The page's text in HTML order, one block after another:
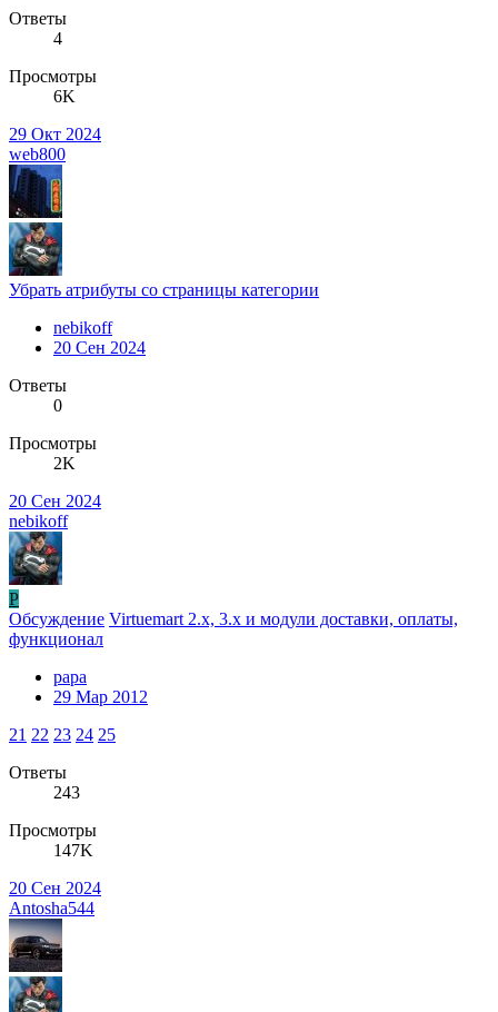
Ответы
4
Просмотры
6K
29 Окт 2024
web800
Убрать атрибуты со страницы категории
nebikoff
20 Сен 2024
Ответы
0
Просмотры
2K
20 Сен 2024
nebikoff
P
Обсуждение Virtuemart 2.x, 3.x и модули доставки, оплаты,
функционал
papa
29 Мар 2012
21 22 23 24 25
Ответы
243
Просмотры
147K
20 Сен 2024
Antosha544